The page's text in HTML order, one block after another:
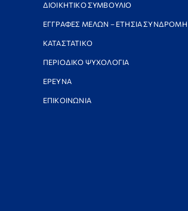
ΔΙΟΙΚΗΤΙΚΟ ΣΥΜΒΟΥΛΙΟ
ΕΓΓΡΑΦΕΣ ΜΕΛΩΝ – ΕΤΗΣΙΑ ΣΥΝΔΡΟΜΗ
ΚΑΤΑΣΤΑΤΙΚΟ
ΠΕΡΙΟΔΙΚΟ ΨΥΧΟΛΟΓΙΑ
ΕΡΕΥΝΑ
ΕΠΙΚΟΙΝΩΝΙΑ